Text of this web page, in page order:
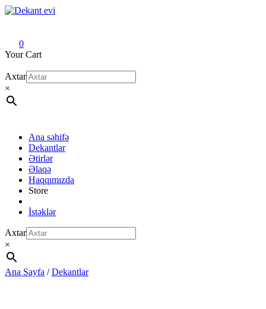
0
Your Cart
Axtar
×
Ana səhifə
Dekantlar
Ətirlər
Əlaqə
Haqqımızda
Store
İstəklər
Axtar
×
Ana Sayfa /Dekantlar